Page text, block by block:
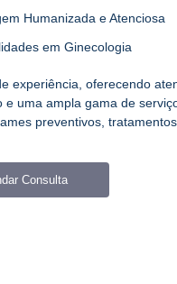
Humanizada e Atenciosa
em Ginecologia
experiência, oferecendo
e uma ampla gama de
preventivos,
Consulta